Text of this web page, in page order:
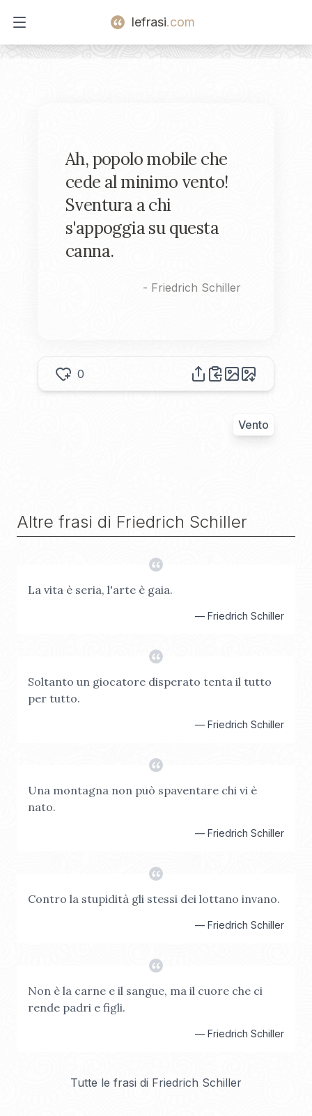
Open main menu
lefrasi.com
Ah, popolo mobile che
cede al minimo vento!
Sventura a chi
s'appoggia su questa
canna.
- Friedrich Schiller
0
Vento
Altre frasi di Friedrich Schiller
La vita è seria, l'arte è gaia.
— Friedrich Schiller
Soltanto un giocatore disperato tenta il tutto
per tutto.
— Friedrich Schiller
Una montagna non può spaventare chi vi è
nato.
— Friedrich Schiller
Contro la stupidità gli stessi dei lottano invano.
— Friedrich Schiller
Non è la carne e il sangue, ma il cuore che ci
rende padri e figli.
— Friedrich Schiller
Tutte le frasi di Friedrich Schiller